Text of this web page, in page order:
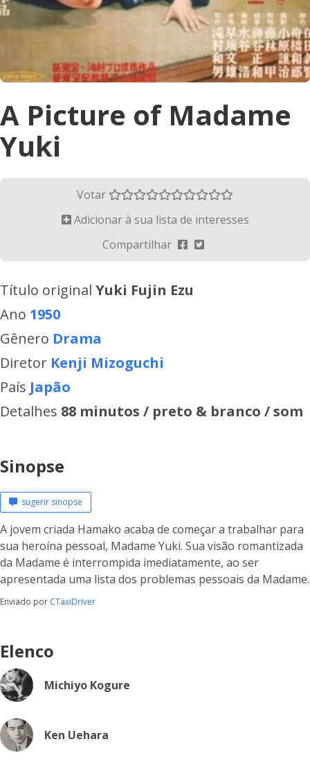
A Picture of Madame
Yuki
Votar
Adicionar à sua lista de interesses
Compartilhar
Título original Yuki Fujin Ezu
Ano 1950
Gênero Drama
Diretor Kenji Mizoguchi
País Japão
Detalhes 88 minutos / preto & branco / som
Sinopse
sugerir sinopse
A jovem criada Hamako acaba de começar a trabalhar para
sua heroína pessoal, Madame Yuki. Sua visão romantizada
da Madame é interrompida imediatamente, ao ser
apresentada uma lista dos problemas pessoais da Madame.
Enviado por CTaxiDriver
Elenco
Michiyo Kogure
Ken Uehara